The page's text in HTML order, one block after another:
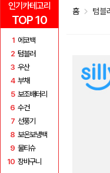
인기카테고리
TOP 10
1 에코백
2 텀블러
3 우산
4 부채
5 보조배터리
6 수건
7 선풍기
8 보온보냉백
9 물티슈
10 장바구니
홈 텀블